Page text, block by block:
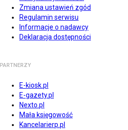
Zmiana ustawień zgód
Regulamin serwisu
Informacje o nadawcy
Deklaracja dostępności
PARTNERZY
E-kiosk.pl
E-gazety.pl
Nexto.pl
Mała księgowość
Kancelarierp.pl